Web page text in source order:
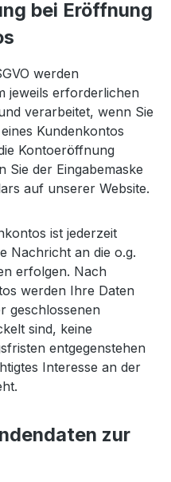
bei Eröffnung
werden
jeweils erforderlichen
verarbeitet, wenn Sie
Kundenkontos
Kontoeröffnung
Sie der Eingabemaske
auf unserer Website.
ist jederzeit
Nachricht an die o.g.
erfolgen. Nach
werden Ihre Daten
geschlossenen
sind, keine
entgegenstehen
Interesse an der
zur